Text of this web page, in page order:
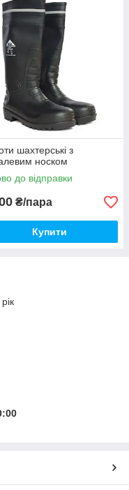
шахтерські з
носком
до відправки
₴/пара
Купити